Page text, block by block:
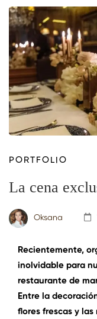
PORTFOLIO
La cena
Oksana
Recientemente,
inolvidable para
restaurante de
Entre la
flores frescas y